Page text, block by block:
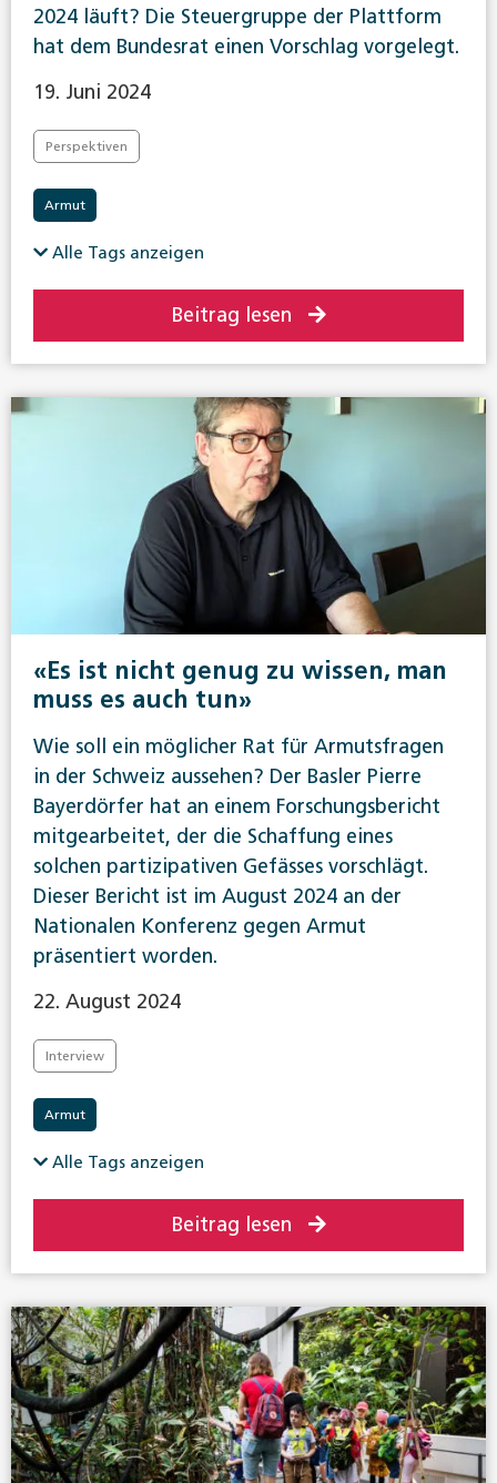
2024 läuft? Die Steuergruppe der Plattform
hat dem Bundesrat einen Vorschlag vorgelegt.
19. Juni 2024
Perspektiven
Armut
Alle Tags anzeigen
Beitrag lesen
«Es ist nicht genug zu wissen, man
muss es auch tun»
Wie soll ein möglicher Rat für Armutsfragen
in der Schweiz aussehen? Der Basler Pierre
Bayerdörfer hat an einem Forschungsbericht
mitgearbeitet, der die Schaffung eines
solchen partizipativen Gefässes vorschlägt.
Dieser Bericht ist im August 2024 an der
Nationalen Konferenz gegen Armut
präsentiert worden.
22. August 2024
Interview
Armut
Alle Tags anzeigen
Beitrag lesen